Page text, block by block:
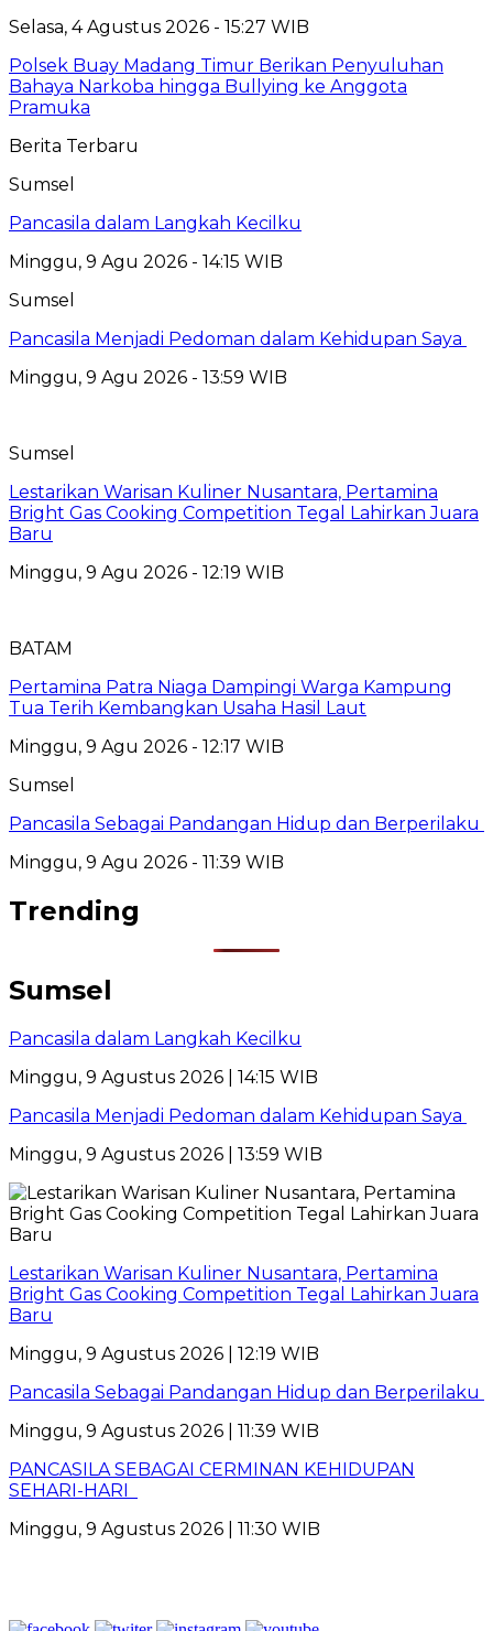
Selasa, 4 Agustus 2026 - 15:27 WIB
Polsek Buay Madang Timur Berikan Penyuluhan
Bahaya Narkoba hingga Bullying ke Anggota
Pramuka
Berita Terbaru
Sumsel
Pancasila dalam Langkah Kecilku
Minggu, 9 Agu 2026 - 14:15 WIB
Sumsel
Pancasila Menjadi Pedoman dalam Kehidupan Saya
Minggu, 9 Agu 2026 - 13:59 WIB
Sumsel
Lestarikan Warisan Kuliner Nusantara, Pertamina
Bright Gas Cooking Competition Tegal Lahirkan Juara
Baru
Minggu, 9 Agu 2026 - 12:19 WIB
BATAM
Pertamina Patra Niaga Dampingi Warga Kampung
Tua Terih Kembangkan Usaha Hasil Laut
Minggu, 9 Agu 2026 - 12:17 WIB
Sumsel
Pancasila Sebagai Pandangan Hidup dan Berperilaku
Minggu, 9 Agu 2026 - 11:39 WIB
Trending
Sumsel
Pancasila dalam Langkah Kecilku
Minggu, 9 Agustus 2026 | 14:15 WIB
Pancasila Menjadi Pedoman dalam Kehidupan Saya
Minggu, 9 Agustus 2026 | 13:59 WIB
Lestarikan Warisan Kuliner Nusantara, Pertamina
Bright Gas Cooking Competition Tegal Lahirkan Juara
Baru
Minggu, 9 Agustus 2026 | 12:19 WIB
Pancasila Sebagai Pandangan Hidup dan Berperilaku
Minggu, 9 Agustus 2026 | 11:39 WIB
PANCASILA SEBAGAI CERMINAN KEHIDUPAN
SEHARI-HARI
Minggu, 9 Agustus 2026 | 11:30 WIB